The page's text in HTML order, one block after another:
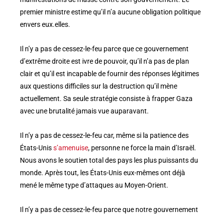
premier ministre estime qu’il n’a aucune obligation politique
envers eux.elles.
Il n’y a pas de cessez-le-feu parce que ce gouvernement
d’extrême droite est ivre de pouvoir, qu’il n’a pas de plan
clair et qu’il est incapable de fournir des réponses légitimes
aux questions difficiles sur la destruction qu’il mène
actuellement. Sa seule stratégie consiste à frapper Gaza
avec une brutalité jamais vue auparavant.
Il n’y a pas de cessez-le-feu car, même si la patience des
États-Uniss’amenuise, personne ne force la main d’Israël.
Nous avons le soutien total des pays les plus puissants du
monde. Après tout, les États-Unis eux-mêmes ont déjà
mené le même type d’attaques au Moyen-Orient.
Il n’y a pas de cessez-le-feu parce que notre gouvernement